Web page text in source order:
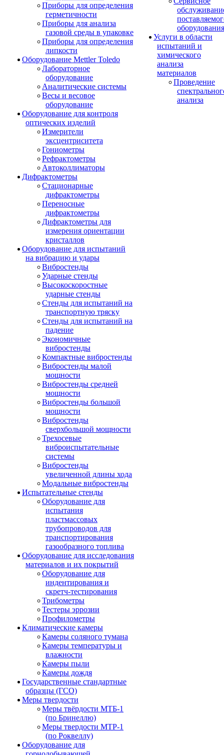
Приборы для определения
герметичности
Приборы для анализа
газовой среды в упаковке
Приборы для определения
липкости
Оборудование Mettler Toledo
Лабораторное
оборудование
Аналитические системы
Весы и весовое
оборудование
Оборудование для контроля
оптических изделий
Измерители
эксцентриситета
Гониометры
Рефрактометры
Автоколлиматоры
Дифрактометры
Стационарные
дифрактометры
Переносные
дифрактометры
Дифрактометры для
измерения ориентации
кристаллов
Оборудование для испытаний
на вибрацию и удары
Вибростенды
Ударные стенды
Высокоскоростные
ударные стенды
Стенды для испытаний на
транспортную тряску
Стенды для испытаний на
падение
Экономичные
вибростенды
Компактные вибростенды
Вибростенды малой
мощности
Вибростенды средней
мощности
Вибростенды большой
мощности
Вибростенды
сверхбольшой мощности
Трехосевые
виброиспытательные
системы
Вибростенды
увеличенной длины хода
Модальные вибростенды
Испытательные стенды
Оборудование для
испытания
пластмассовых
трубопроводов для
транспортирования
газообразного топлива
Оборудование для исследования
материалов и их покрытий
Оборудование для
индентирования и
скретч-тестирования
Трибометры
Тестеры эррозии
Профилометры
Климатические камеры
Камеры соляного тумана
Камеры температуры и
влажности
Камеры пыли
Камеры дождя
Государственные стандартные
образцы (ГСО)
Меры твердости
Меры твёрдости МТБ-1
(по Бринеллю)
Меры твердости МТР-1
(по Роквеллу)
Оборудование для
оборудования
Услуги в области
испытаний и
химического
анализа
материалов
Проведение
анализа